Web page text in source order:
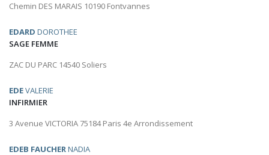
Chemin DES MARAIS 10190 Fontvannes
EDARD DOROTHEE
SAGE FEMME
ZAC DU PARC 14540 Soliers
EDEVALERIE
INFIRMIER
3 Avenue VICTORIA 75184 Paris 4e Arrondissement
EDEB FAUCHERNADIA